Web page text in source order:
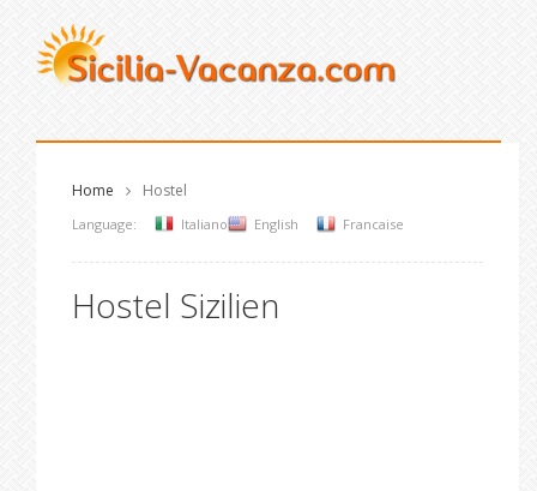
Home Hostel
Language: Italiano English Francaise
Hostel Sizilien